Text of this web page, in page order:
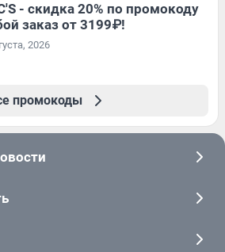
- скидка 20% по промокоду
заказ от 3199₽!
2026
промокоды